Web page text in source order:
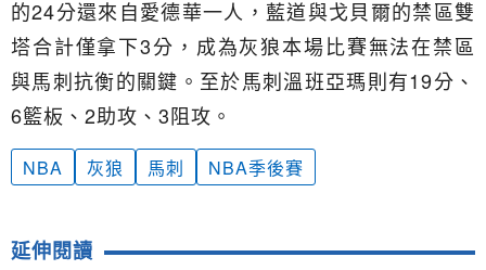
的24分還來自愛德華一人，藍道與戈貝爾的禁區雙
塔合計僅拿下3分，成為灰狼本場比賽無法在禁區
與馬刺抗衡的關鍵。至於馬刺溫班亞瑪則有19分、
6籃板、2助攻、3阻攻。
NBA 灰狼 馬刺 NBA季後賽
延伸閱讀